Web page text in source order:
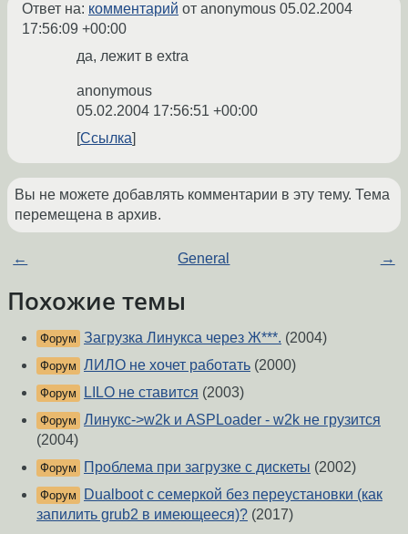
Ответ на: комментарий от anonymous 05.02.2004
17:56:09 +00:00
да, лежит в extra
anonymous
05.02.2004 17:56:51 +00:00
Ссылка
Вы не можете добавлять комментарии в эту тему. Тема
перемещена в архив.
← General →
Похожие темы
Форум Загрузка Линукса через Ж***. (2004)
Форум ЛИЛО не хочет работать (2000)
Форум LILO не ставится (2003)
Форум Линукс->w2k и ASPLoader - w2k не грузится
(2004)
Форум Проблема при загрузке с дискеты (2002)
Форум
Dualboot с семеркой без переустановки (как
запилить grub2 в имеющееся)? (2017)